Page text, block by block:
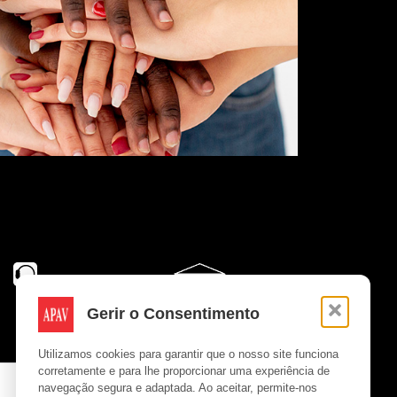
Gerir o Consentimento
Utilizamos cookies para garantir que o nosso site funciona
corretamente e para lhe proporcionar uma experiência de
navegação segura e adaptada. Ao aceitar, permite-nos